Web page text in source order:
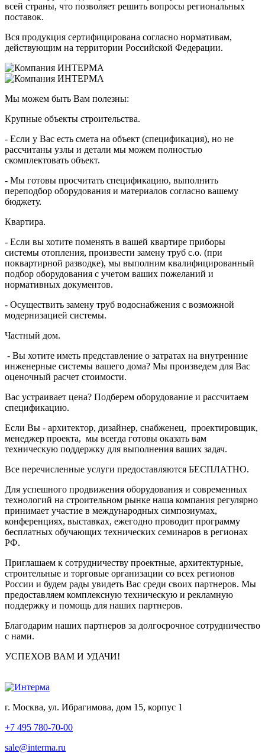
всей страны, что позволяет решить вопросы региональных
поставок.
Вся продукция сертифицирована согласно нормативам,
действующим на территории Российской Федерации.
Мы можем быть Вам полезны:
Крупные объекты строительства.
- Если у Вас есть смета на объект (спецификация), но не
рассчитаны узлы и детали мы можем полностью
скомплектовать объект.
- Мы готовы просчитать спецификацию, выполнить
переподбор оборудования и материалов согласно вашему
бюджету.
Квартира.
- Если вы хотите поменять в вашей квартире приборы
системы отопления, произвести замену труб с.о. (при
поквартирной разводке), мы выполним квалифицированный
подбор оборудования с учетом ваших пожеланий и
нормативных документов.
- Осуществить замену труб водоснабжения с возможной
модернизацией системы.
Частный дом.
- Вы хотите иметь представление о затратах на внутренние
инженерные системы вашего дома? Мы произведем для Вас
оценочный расчет стоимости.
Вас устраивает цена? Подберем оборудование и рассчитаем
спецификацию.
Если Вы - архитектор, дизайнер, снабженец, проектировщик,
менеджер проекта, мы всегда готовы оказать вам
техническую поддержку для выполнения ваших задач.
Все перечисленные услуги предоставляются БЕСПЛАТНО.
Для успешного продвижения оборудования и современных
технологий на строительном рынке наша компания регулярно
принимает участие в международных симпозиумах,
конференциях, выставках, ежегодно проводит программу
бесплатных обучающих технических семинаров в регионах
РФ.
Приглашаем к сотрудничеству проектные, архитектурные,
строительные и торговые организации со всех регионов
России и будем рады увидеть Вас среди своих партнеров. Мы
предоставляем комплексную техническую и рекламную
поддержку и помощь для наших партнеров.
Благодарим наших партнеров за долгосрочное сотрудничество
с нами.
УСПЕХОВ ВАМ И УДАЧИ!
г. Москва, ул. Ибрагимова, дом 15, корпус 1
+7 495 780-70-00
sale@interma.ru